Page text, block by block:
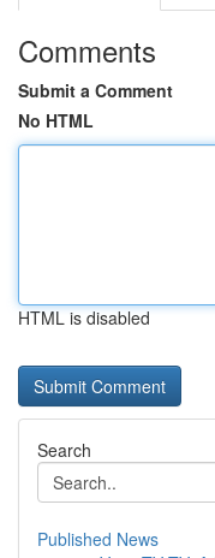
Comments
Submit a Comment
No HTML
HTML is disabled
Search
Published News